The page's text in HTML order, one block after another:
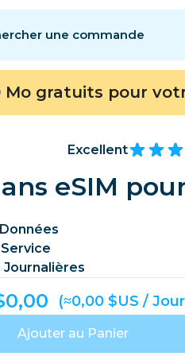
une commande
Andorre
Bosnie-Herzégovine
Chine
Côte d’Ivoire
Dominique
Europe
Mo gratuits pour
Excellent
eSIM
Journalières
0,00 (≈0,00 $US /
Ajouter au Panier